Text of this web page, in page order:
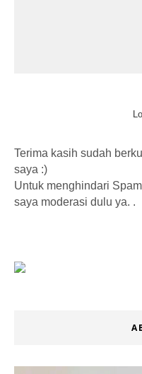
Terima kasih sudah
saya :)
Untuk menghindari
saya moderasi dulu ya. .